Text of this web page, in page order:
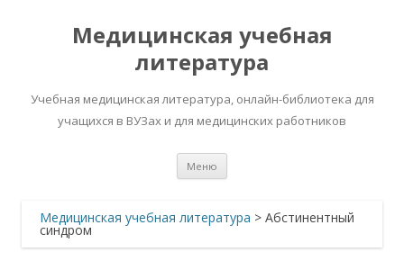
Медицинская учебная
литература
Учебная медицинская литература, онлайн-библиотека для
учащихся в ВУЗах и для медицинских работников
Меню
Медицинская учебная литература > Абстинентный
синдром